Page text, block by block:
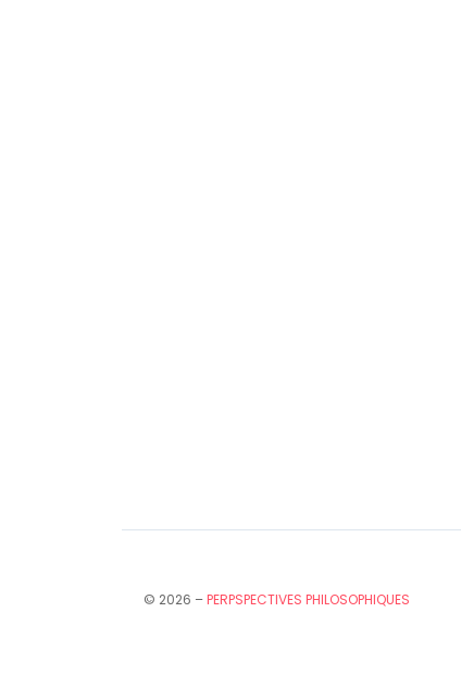
© 2026 –PERPSPECTIVES PHILOSOPHIQUES